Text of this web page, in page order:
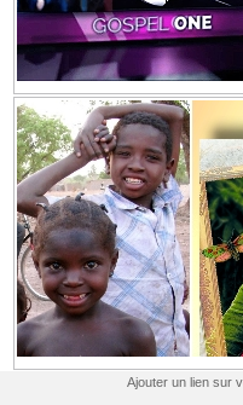
Ajouter un lien sur